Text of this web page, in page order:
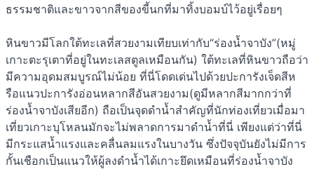
ธรรมชาติและขาวจากสีของขี้นกที่มาทิ้งบอมบ์ไว้อยู่เรื่อยๆ
หินขาวมีโลกใต้ทะเลที่สวยงามเทียบเท่ากับ“ร่องน้ำจาบัง”(หมู่
เกาะตะรุเตาที่อยู่ในทะเลสตูลเหมือนกัน) ใต้ทะเลที่หินขาวถือว่า
มีความอุดมสมบูรณ์ไม่น้อย ที่นี่โดดเด่นไปด้วยปะการังเจ็ดสีห
รือแนวปะการังอ่อนหลากสีอันสวยงาม(ดูมีหลากสีมากกว่าที่
ร่องน้ำจาบังเสียอีก) ถือเป็นจุดดำน้ำสำคัญที่นักท่องเที่ยวเมื่อมา
เที่ยวเกาะบุโหลนมักจะไม่พลาดการมาดำน้ำที่นี่ เพียงแต่ว่าที่นี่
มีกระแสน้ำแรงและคลื่นลมแรงในบางวัน ซึ่งปัจจุบันยังไม่มีการ
กั้นเชือกเป็นแนวให้ผู้ลงดำน้ำได้เกาะยึดเหมือนที่ร่องน้ำจาบัง